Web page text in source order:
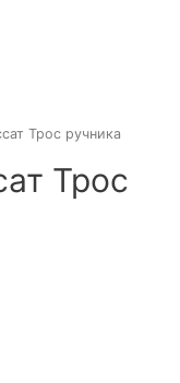
Трос ручника
Трос